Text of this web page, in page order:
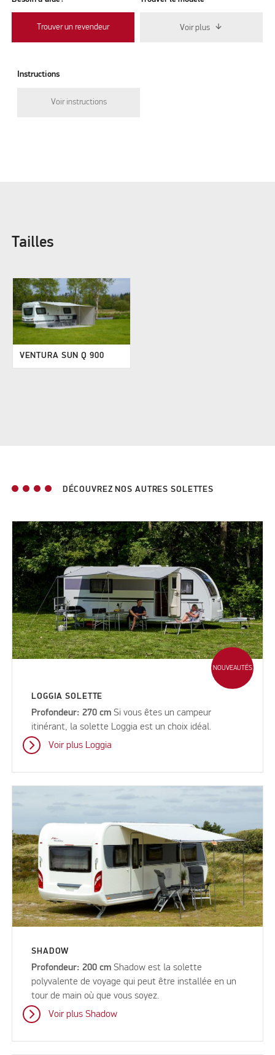
Trouver un revendeur Voir plus
Instructions
Voir instructions
Tailles
VENTURA SUN Q 900
DÉCOUVREZ NOS AUTRES SOLETTES
NOUVEAUTÉS
LOGGIA SOLETTE
Profondeur: 270 cm Si vous êtes un campeur
itinérant, la solette Loggia est un choix idéal.
Voir plus Loggia
SHADOW
Profondeur: 200 cm Shadow est la solette
polyvalente de voyage qui peut être installée en un
tour de main où que vous soyez.
Voir plus Shadow